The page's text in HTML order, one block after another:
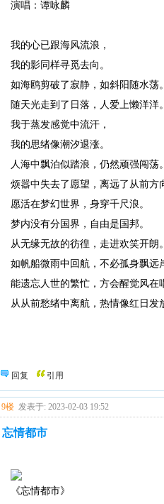
演唱：谭咏麟
我的心已跟海风流浪，
我的影同样寻觅去向。
如海鸥剪破了寂静，如斜阳随水荡
随天光走到了日落，人爱上懒洋洋
我于蒸发感觉中流汗，
我的思绪像潮汐退涨。
人海中飘泊似踏浪，仍然顽强闯荡
烦嚣中失去了愿望，离远了从前方
愿活在梦幻世界，身穿千尺浪。
梦内没有分国界，自由是国邦。
从无缘无故的彷徨，走进欢笑开朗
如帆船微雨中回航，不必孤身飘远
能遗忘人世的繁忙，方会醒觉风在
从从前愁绪中离航，热情像红日发
回复 引用
9楼 发表于: 2023-02-03 19:52
忘情都市
《忘情都市》